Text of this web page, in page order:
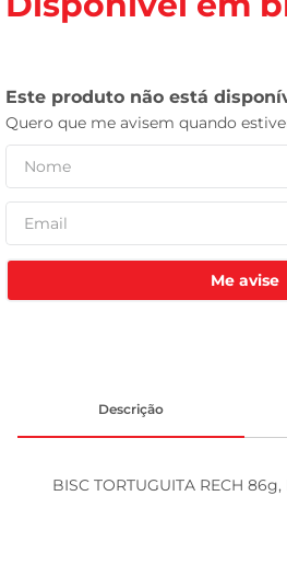
Me avise
Descrição
BISC TORTUGUITA RECH
leite
celular